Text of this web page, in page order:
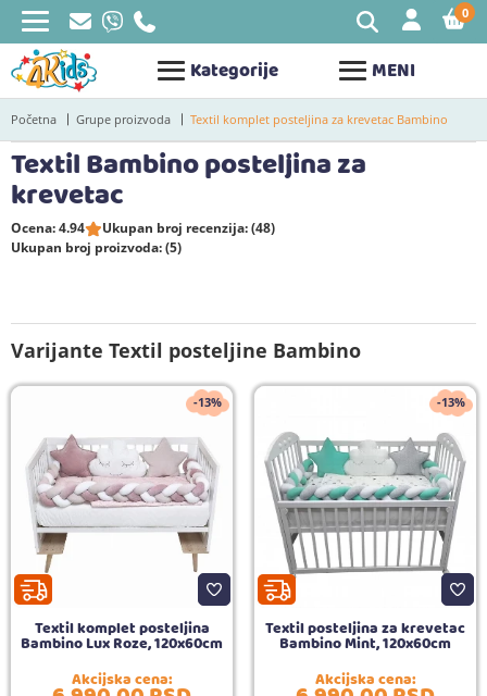
Kategorije MENI
0
Početna Grupe proizvoda Textil komplet posteljina za krevetac Bambino
Textil Bambino posteljina za
krevetac
Ocena: 4.94
Ukupan broj recenzija: (48)
Ukupan broj proizvoda: (5)
Varijante Textil posteljine Bambino
-13%
Textil komplet posteljina
Bambino Lux Roze, 120x60cm
Akcijska cena:
-13%
Textil posteljina za krevetac
Bambino Mint, 120x60cm
Akcijska cena: